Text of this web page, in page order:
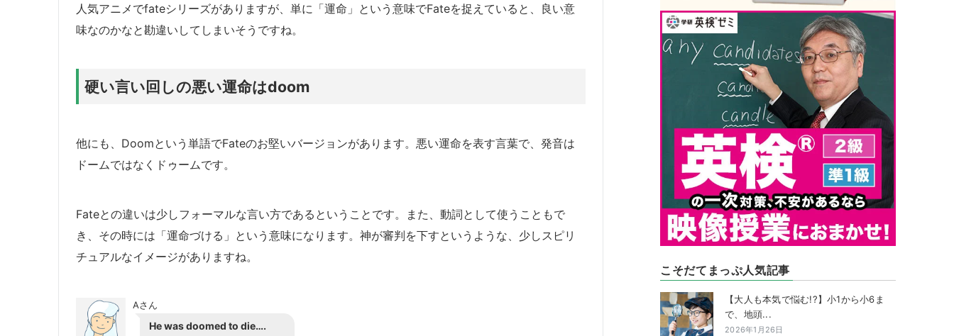
人気アニメでfateシリーズがありますが、単に「運命」という意味でFateを捉えていると、良い意
味なのかなと勘違いしてしまいそうですね。
硬い言い回しの悪い運命はdoom
他にも、Doomという単語でFateのお堅いバージョンがあります。悪い運命を表す言葉で、発音は
ドームではなくドゥームです。
Fateとの違いは少しフォーマルな言い方であるということです。また、動詞として使うこともで
き、その時には「運命づける」という意味になります。神が審判を下すというような、少しスピリ
チュアルなイメージがありますね。
Aさん
He was doomed to die….
こそだてまっぷ人気記事
【大人も本気で悩む!?】小1から小6ま
で、地頭...
2026年1月26日